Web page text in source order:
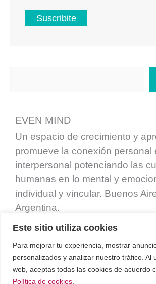
Este sitio utiliza cookies
Para mejorar tu experiencia, mostrar
personalizados y analizar nuestro tráfico. Al
web, aceptas todas las cookies de acuerdo
Política de cookies
EVEN MIND
Un espacio de crecimiento y
promueve la conexión personal
interpersonal potenciando las
humanas en lo mental y
individual y vincular. Buenos
Argentina.